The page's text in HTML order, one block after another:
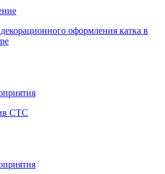
оформления катка в
СТС